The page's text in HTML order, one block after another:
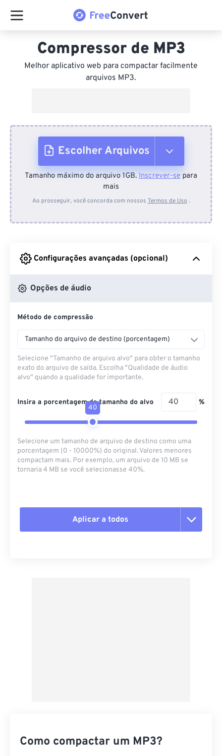
Compressor de MP3
Melhor aplicativo web para compactar facilmente
arquivos MP3.
Escolher Arquivos
Do dispositivo
Do Google Drive
Do OneDrive
Da URL
Tamanho máximo do arquivo 1GB. Inscrever-se para
mais
Ao prosseguir, você concorda com nossos Termos de Uso .
Configurações avançadas (opcional)
Opções de áudio
Método de compressão
Tamanho do arquivo de destino (porcentagem)
Selecione "Tamanho de arquivo alvo" para obter o tamanho
exato do arquivo de saída. Escolha "Qualidade de áudio
alvo" quando a qualidade for importante.
Insira a porcentagem do tamanho do alvo %
40
Selecione um tamanho de arquivo de destino como uma
porcentagem (0 - 10000%) do original. Valores menores
compactam mais. Por exemplo, um arquivo de 10 MB se
tornaria 4 MB se você selecionasse 40%.
Aplicar a todos
Como compactar um MP3?